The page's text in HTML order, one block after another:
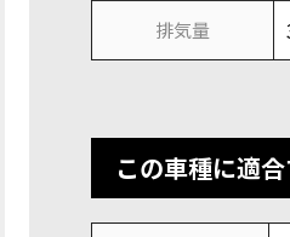
排気量
この車種に適